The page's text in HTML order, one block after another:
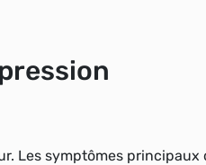
Les symptômes principaux